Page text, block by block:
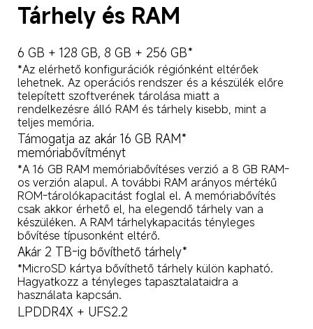
Tárhely és RAM
6 GB + 128 GB, 8 GB + 256 GB*
*Az elérhető konfigurációk régiónként eltérőek
lehetnek. Az operációs rendszer és a készülék előre
telepített szoftverének tárolása miatt a
rendelkezésre álló RAM és tárhely kisebb, mint a
teljes memória.
Támogatja az akár 16 GB RAM*
memóriabővítményt
*A 16 GB RAM memóriabővítéses verzió a 8 GB RAM-
os verzión alapul. A további RAM arányos mértékű
ROM-tárolókapacitást foglal el. A memóriabővítés
csak akkor érhető el, ha elegendő tárhely van a
készüléken. A RAM tárhelykapacitás tényleges
bővítése típusonként eltérő.
Akár 2 TB-ig bővíthető tárhely*
*MicroSD kártya bővíthető tárhely külön kapható.
Hagyatkozz a tényleges tapasztalataidra a
használata kapcsán.
LPDDR4X + UFS2.2